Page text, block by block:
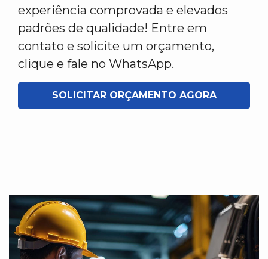
experiência comprovada e elevados
padrões de qualidade! Entre em
contato e solicite um orçamento,
clique e fale no WhatsApp.
SOLICITAR ORÇAMENTO AGORA